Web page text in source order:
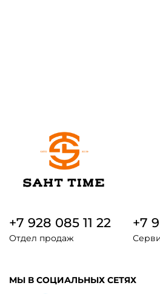
+7 928 085 11 22
Отдел продаж
+7
МЫ В СОЦИАЛЬНЫХ СЕТЯХ